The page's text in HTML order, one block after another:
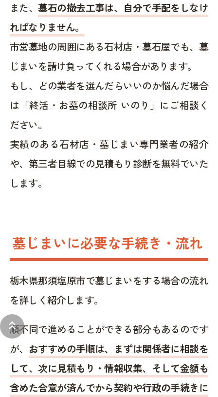
keyboard_double_arrow_up
また、墓石の撤去工事は、自分で手配をしなけ
ればなりません。
市営墓地の周囲にある石材店・墓石屋でも、墓
じまいを請け負ってくれる場合があります。
もし、どの業者を選んだらいいのか悩んだ場合
は「終活・お墓の相談所 いのり」にご相談く
ださい。
実績のある石材店・墓じまい専門業者の紹介
や、第三者目線での見積もり診断を無料でいた
します。
墓じまいに必要な手続き・流れ
栃木県那須塩原市で墓じまいをする場合の流れ
を詳しく紹介します。
順不同で進めることができる部分もあるのです
が、 おすすめの手順は、まずは関係者に相談を
して、次に見積もり・情報収集、そして金額も
含めた合意が済んでから契約や行政の手続きに